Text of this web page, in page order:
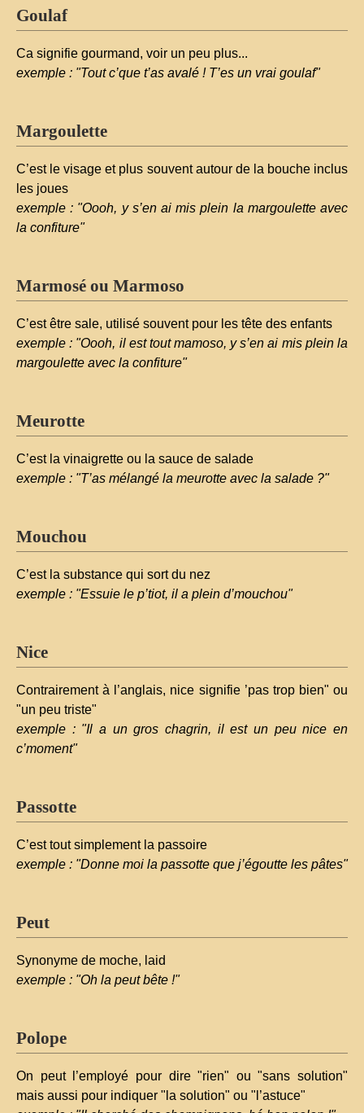
Goulaf
Ca signifie gourmand, voir un peu plus...
exemple : "Tout c’que t’as avalé ! T’es un vrai goulaf"
Margoulette
C’est le visage et plus souvent autour de la bouche inclus
les joues
exemple : "Oooh, y s’en ai mis plein la margoulette avec
la confiture"
Marmosé ou Marmoso
C’est être sale, utilisé souvent pour les tête des enfants
exemple : "Oooh, il est tout mamoso, y s’en ai mis plein la
margoulette avec la confiture"
Meurotte
C’est la vinaigrette ou la sauce de salade
exemple : "T’as mélangé la meurotte avec la salade ?"
Mouchou
C’est la substance qui sort du nez
exemple : "Essuie le p’tiot, il a plein d’mouchou"
Nice
Contrairement à l’anglais, nice signifie ’pas trop bien" ou
"un peu triste"
exemple : "Il a un gros chagrin, il est un peu nice en
c’moment"
Passotte
C’est tout simplement la passoire
exemple : "Donne moi la passotte que j’égoutte les pâtes"
Peut
Synonyme de moche, laid
exemple : "Oh la peut bête !"
Polope
On peut l’employé pour dire "rien" ou "sans solution"
mais aussi pour indiquer "la solution" ou "l’astuce"